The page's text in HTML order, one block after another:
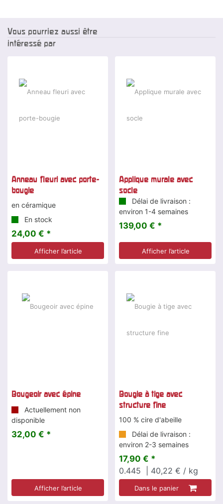
Vous pourriez aussi être
intéressé par
Anneau fleuri avec porte-
bougie
en céramique
En stock
24,00 € *
Afficher l’article
Applique murale avec
socle
Délai de livraison :
environ 1-4 semaines
139,00 € *
Afficher l’article
Bougeoir avec épine
Actuellement non
disponible
32,00 € *
Afficher l’article
Bougie à tige avec
structure fine
100 % cire d'abeille
Délai de livraison :
environ 2-3 semaines
17,90 € *
0.445
| 40,22 € / kg
Dans le panier